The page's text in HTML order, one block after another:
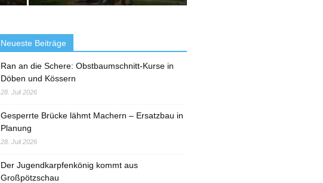
Neueste Beiträge
Ran an die Schere: Obstbaumschnitt-Kurse in
Döben und Kössern
28. Juli 2026
Gesperrte Brücke lähmt Machern – Ersatzbau in
Planung
28. Juli 2026
Der Jugendkarpfenkönig kommt aus
Großpötzschau